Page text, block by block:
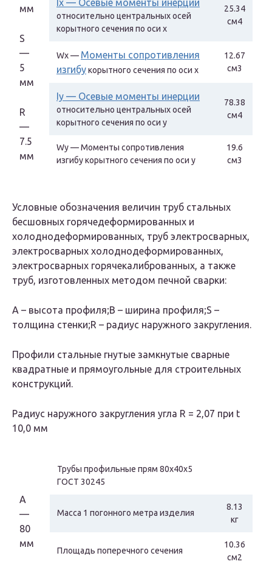
мм
S
—
5
мм
R
—
7.5
мм
Ix — Осевые моменты инерции
относительно центральных осей
корытного сечения по оси х
25.34
см4
Wx — Моменты сопротивления
изгибукорытного сечения по оси х
12.67
см3
Iy — Осевые моменты инерции
относительно центральных осей
корытного сечения по оси y
78.38
см4
Wy — Моменты сопротивления
изгибу корытного сечения по оси y
19.6
см3
Условные обозначения величин труб стальных
бесшовных горячедеформированных и
холоднодеформированных, труб электросварных,
электросварных холоднодеформированных,
электросварных горячекалиброванных, а также
труб, изготовленных методом печной сварки:
A – высота профиля;B – ширина профиля;S –
толщина стенки;R – радиус наружного закругления.
Профили стальные гнутые замкнутые сварные
квадратные и прямоугольные для строительных
конструкций.
Радиус наружного закругления угла R = 2,07 при t
10,0 мм
А
—
80
мм
Трубы профильные прям 80х40х5
ГОСТ 30245
Масса 1 погонного метра изделия
8.13
кг
Площадь поперечного сечения
10.36
см2